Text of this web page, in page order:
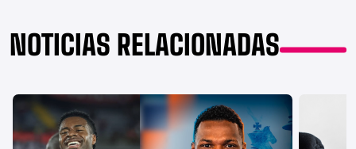
NOTICIAS RELACIONADAS